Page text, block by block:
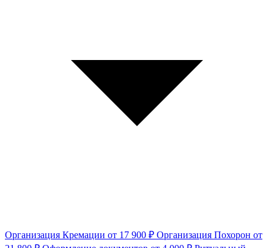
Организация Кремации от 17 900 ₽ Организация Похорон от